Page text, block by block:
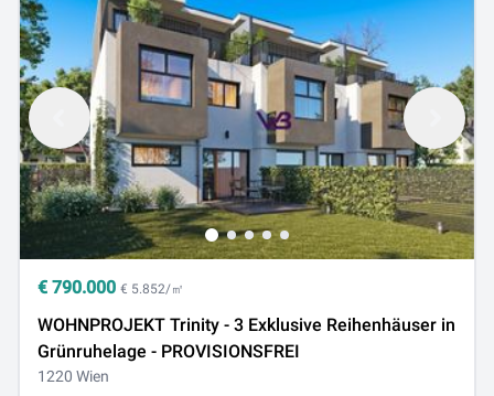
€ 790.000 € 5.852/㎡
WOHNPROJEKT Trinity - 3 Exklusive Reihenhäuser in
Grünruhelage - PROVISIONSFREI
1220 Wien